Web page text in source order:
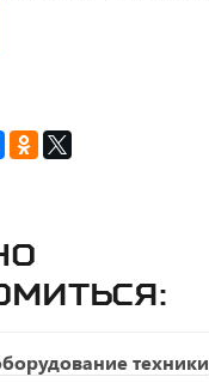
техники